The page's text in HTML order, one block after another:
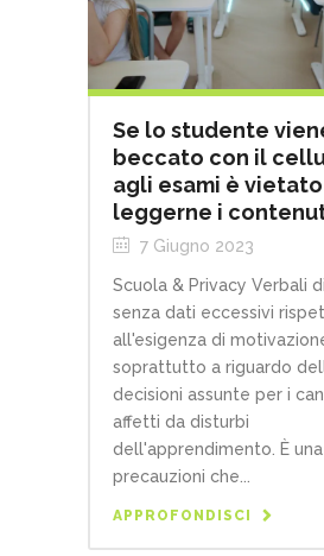
Se lo studente
beccato con il
agli esami è vietato
leggerne i
7 Giugno 2023
Scuola & Privacy Verbali
senza dati eccessivi
all'esigenza di
soprattutto a riguardo
decisioni assunte per i
affetti da disturbi
dell'apprendimento. È
precauzioni che...
APPROFONDISCI